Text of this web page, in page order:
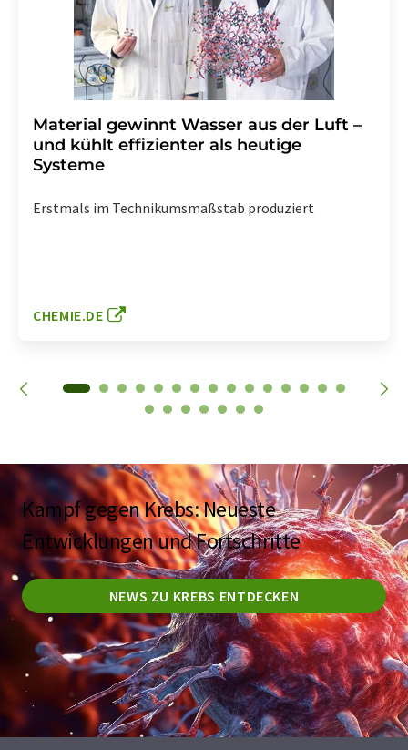
Material gewinnt Wasser aus der Luft –
und kühlt effizienter als heutige
Systeme
Erstmals im Technikumsmaßstab produziert
CHEMIE.DE
Kampf gegen Krebs: Neueste
Entwicklungen und Fortschritte
NEWS ZU KREBS ENTDECKEN